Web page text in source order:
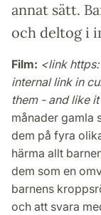
annat sätt.
och deltog i
Film: <link
internal link in
them - and like it
månader gamla
dem på fyra
härma allt
dem som en
barnens
och att svara